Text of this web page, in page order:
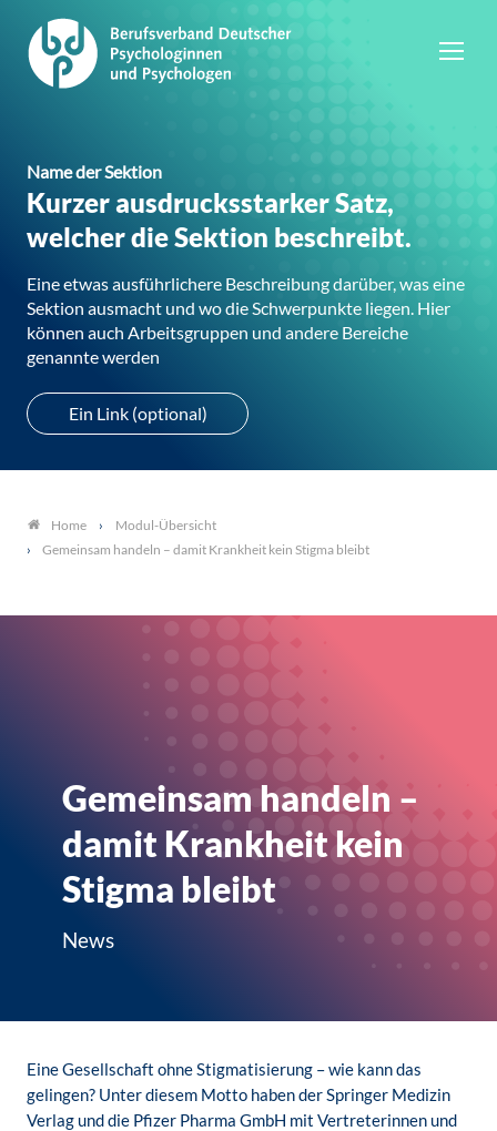
Name der Sektion
Kurzer ausdrucksstarker Satz,
welcher die Sektion beschreibt.
Eine etwas ausführlichere Beschreibung darüber, was eine
Sektion ausmacht und wo die Schwerpunkte liegen. Hier
können auch Arbeitsgruppen und andere Bereiche
genannte werden
Ein Link (optional)
Home
Modul-Übersicht
Gemeinsam handeln – damit Krankheit kein Stigma bleibt
Gemeinsam handeln –
damit Krankheit kein
Stigma bleibt
News
Eine Gesellschaft ohne Stigmatisierung – wie kann das
gelingen? Unter diesem Motto haben der Springer Medizin
Verlag und die Pfizer Pharma GmbH mit Vertreterinnen und